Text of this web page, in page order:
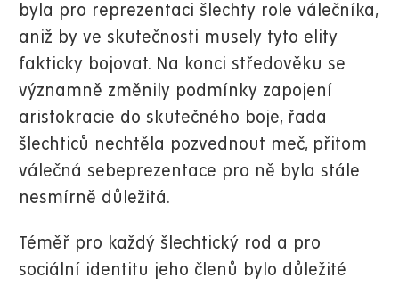
byla pro reprezentaci šlechty role válečníka,
aniž by ve skutečnosti musely tyto elity
fakticky bojovat. Na konci středověku se
významně změnily podmínky zapojení
aristokracie do skutečného boje, řada
šlechticů nechtěla pozvednout meč, přitom
válečná sebeprezentace pro ně byla stále
nesmírně důležitá.
Téměř pro každý šlechtický rod a pro
sociální identitu jeho členů bylo důležité